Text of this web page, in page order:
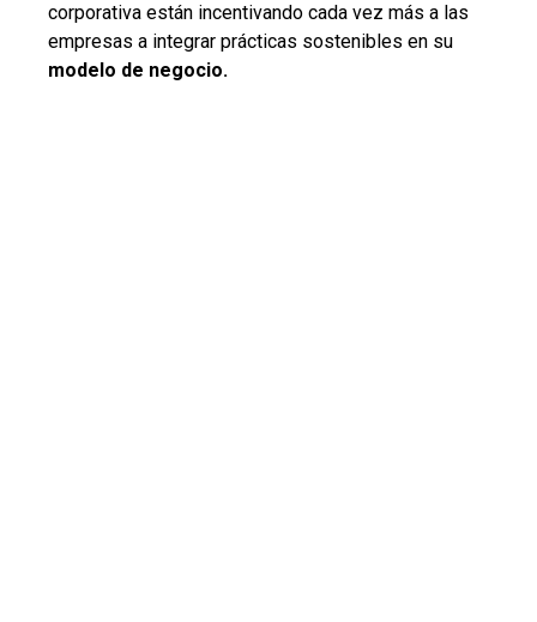
corporativa están incentivando cada vez más a las
empresas a integrar prácticas sostenibles en su
modelo de negocio.